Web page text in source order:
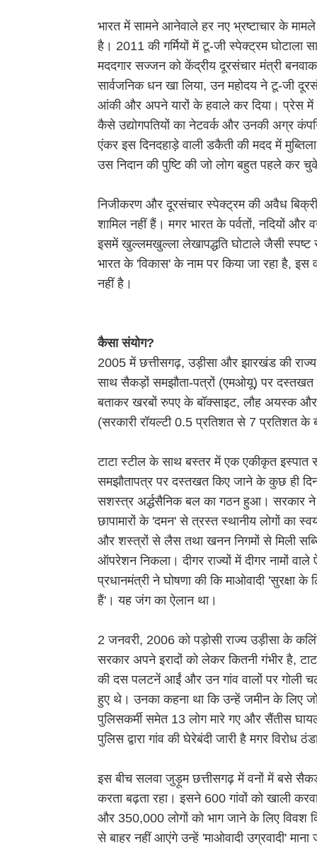
भारत में सामने आनेवाले हर नए भ्रष्टाचार के
है। 2011 की गर्मियों में टू-जी स्पेक्ट्रम घोटाला
मददगार सज्जन को केंद्रीय दूरसंचार मंत्री
सार्वजनिक धन खा लिया, उन महोदय ने टू-जी
आंकी और अपने यारों के हवाले कर दिया। प्रेस में
कैसे उद्योगपतियों का नेटवर्क और उनकी अग्र
एंकर इस दिनदहाड़े वाली डकैती की मदद में
उस निदान की पुष्टि की जो लोग बहुत पहले कर
निजीकरण और दूरसंचार स्पेक्ट्रम की अवैध बिक्री
शामिल नहीं हैं। मगर भारत के पर्वतों, नदियों
इसमें खुल्लमखुल्ला लेखापद्धति घोटाले जैसी
भारत के 'विकास' के नाम पर किया जा रहा है,
नहीं है।
कैसा संयोग?
2005 में छत्तीसगढ़, उड़ीसा और झारखंड की राज्य
साथ सैकड़ों समझौता-पत्रों (एमओयू) पर दस्तखत
बताकर खरबों रुपए के बॉक्साइट, लौह अयस्क
(सरकारी रॉयल्टी 0.5 प्रतिशत से 7 प्रतिशत के
टाटा स्टील के साथ बस्तर में एक एकीकृत इस्पात
समझौतापत्र पर दस्तखत किए जाने के कुछ ही
सशस्त्र अर्द्धसैनिक बल का गठन हुआ। सरकार
छापामारों के 'दमन' से त्रस्त स्थानीय लोगों का
और शस्त्रों से लैस तथा खनन निगमों से मिली
ऑपरेशन निकला। दीगर राज्यों में दीगर नामों
प्रधानमंत्री ने घोषणा की कि माओवादी 'सुरक्षा
हैं'। यह जंग का ऐलान था।
2 जनवरी, 2006 को पड़ोसी राज्य उड़ीसा के
सरकार अपने इरादों को लेकर कितनी गंभीर है,
की दस पलटनें आईं और उन गांव वालों पर गोली
हुए थे। उनका कहना था कि उन्हें जमीन के लिए
पुलिसकर्मी समेत 13 लोग मारे गए और सैंतीस
पुलिस द्वारा गांव की घेरेबंदी जारी है मगर विरोध
इस बीच सलवा जुड़ूम छत्तीसगढ़ में वनों में बसे
करता बढ़ता रहा। इसने 600 गांवों को खाली
और 350,000 लोगों को भाग जाने के लिए विवश
से बाहर नहीं आएंगे उन्हें 'माओवादी उग्रवादी'